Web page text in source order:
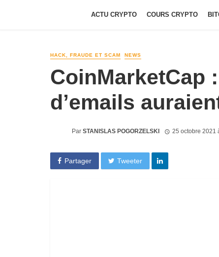
ACTU CRYPTO COURS CRYPTO
HACK, FRAUDE ET SCAM NEWS
CoinMarketCap
d’emails
Par STANISLAS POGORZELSKI 25 octobre 2021
Partager Tweeter